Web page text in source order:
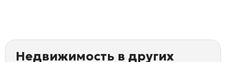
Недвижимость в других